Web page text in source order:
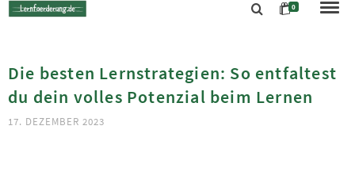
0
Die besten Lernstrategien: So entfaltest
du dein volles Potenzial beim Lernen
17. DEZEMBER 2023